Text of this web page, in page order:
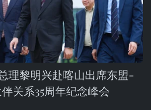
理黎明兴赴喀山出席东盟-
关系35周年纪念峰会